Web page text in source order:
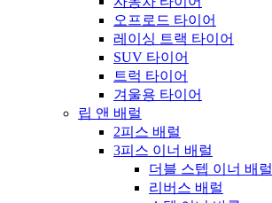
오프로드 타이어
레이싱 트랙 타이어
SUV 타이어
트럭 타이어
겨울용 타이어
립 앤 배럴
2피스 배럴
3피스 이너 배럴
더블 스텝 이너 배럴
리버스 배럴